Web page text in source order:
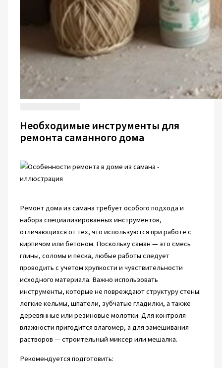
Необходимые инструменты для
ремонта саманного дома
Ремонт дома из самана требует особого подхода и
набора специализированных инструментов,
отличающихся от тех, что используются при работе с
кирпичом или бетоном. Поскольку саман — это смесь
глины, соломы и песка, любые работы следует
проводить с учетом хрупкости и чувствительности
исходного материала. Важно использовать
инструменты, которые не повреждают структуру стены:
легкие кельмы, шпатели, зубчатые гладилки, а также
деревянные или резиновые молотки. Для контроля
влажности пригодится влагомер, а для замешивания
растворов — строительный миксер или мешалка.
Рекомендуется подготовить: